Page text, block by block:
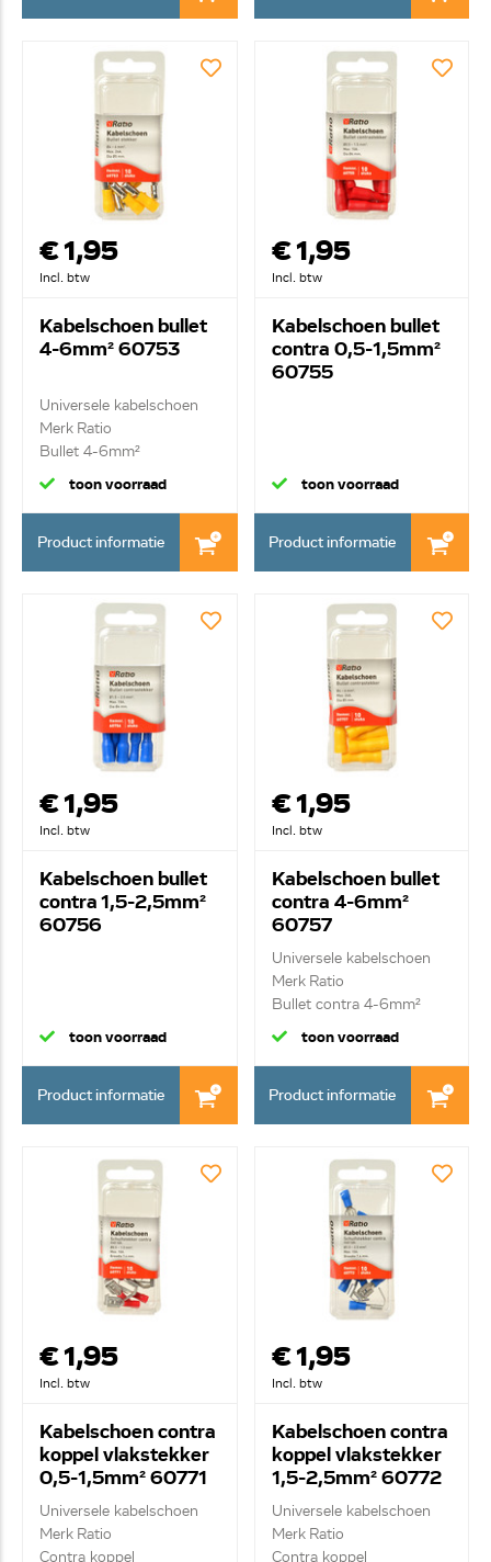
€ 1,95
Incl. btw
Kabelschoen bullet
4-6mm² 60753
Universele kabelschoen
Merk Ratio
Bullet 4-6mm²
toon voorraad
Product informatie
€ 1,95
Incl. btw
Kabelschoen bullet
contra 0,5-1,5mm²
60755
toon voorraad
Product informatie
€ 1,95
Incl. btw
Kabelschoen bullet
contra 1,5-2,5mm²
60756
toon voorraad
Product informatie
€ 1,95
Incl. btw
Kabelschoen bullet
contra 4-6mm²
60757
Universele kabelschoen
Merk Ratio
Bullet contra 4-6mm²
toon voorraad
Product informatie
€ 1,95
Incl. btw
Kabelschoen contra
koppel vlakstekker
0,5-1,5mm² 60771
Universele kabelschoen
Merk Ratio
Contra koppel
€ 1,95
Incl. btw
Kabelschoen contra
koppel vlakstekker
1,5-2,5mm² 60772
Universele kabelschoen
Merk Ratio
Contra koppel